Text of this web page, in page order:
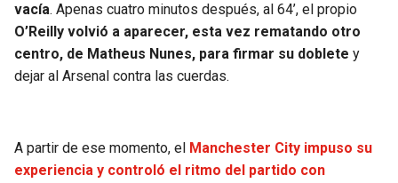
vacía. Apenas cuatro minutos después, al 64’, el propio
O’Reilly volvió a aparecer, esta vez rematando otro
centro, de Matheus Nunes, para firmar su doblete y
dejar al Arsenal contra las cuerdas.
A partir de ese momento, el Manchester City impuso su
experiencia y controló el ritmo del partido con